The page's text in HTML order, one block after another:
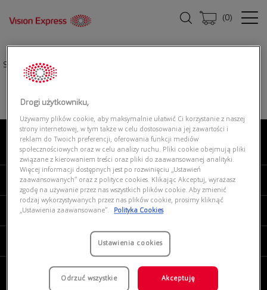
(0)
Strona główna|
O NAS
MOJE VISION EXPRESS
PRODUKTY I USŁUGI
Drogi użytkowniku,
Używamy plików cookie, aby maksymalnie ułatwić Ci korzystanie z naszej
strony internetowej, w tym także w celu dostosowania jej zawartości i
reklam do Twoich preferencji, oferowania funkcji mediów
społecznościowych oraz w celu analizy ruchu. Pliki cookie obejmują pliki
związane z kierowaniem treści oraz pliki do zaawansowanej analityki.
Więcej informacji dostępnych jest po rozwinięciu „Ustawień
zaawansowanych” oraz z polityce cookies. Klikając Akceptuj, wyrażasz
zgodę na używanie przez nas wszystkich plików cookie. Aby zmienić
rodzaj wykorzystywanych przez nas plików cookie, prosimy kliknąć
„Ustawienia zaawansowane”.
Polityka Cookies
Ustawienia cookies
Odrzuć wszystkie Akceptuję